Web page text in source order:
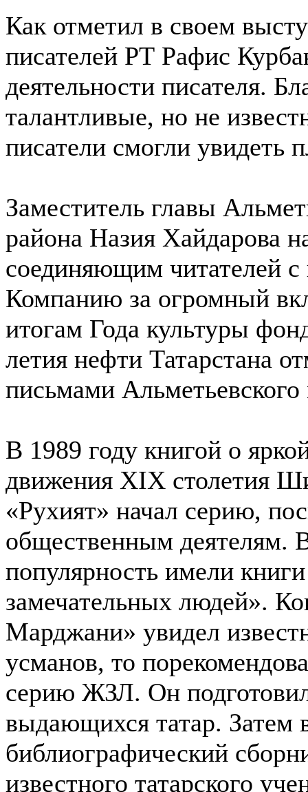
Как отметил в своем
писателей РТ Рафис
деятельности писателя.
талантливые, но не
писатели смогли увидеть
Заместитель главы
района Назия Хайдарова
соединяющим читателей с
Компанию за огромный
итогам Года культуры
летия нефти Татарстана
письмами
В 1989 году книгой о
движения ХIХ столетия
«Рухият» начал серию,
общественным деятелям.
популярность имели
замечательных людей».
Марджани» увидел
усманов, то
серию ЖЗЛ. Он
выдающихся татар. Затем
библиографический
известного татарского